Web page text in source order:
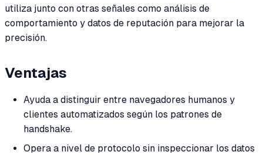
utiliza junto con otras señales como análisis de
comportamiento y datos de reputación para mejorar la
precisión.
Ventajas
Ayuda a distinguir entre navegadores humanos y
clientes automatizados según los patrones de
handshake.
Opera a nivel de protocolo sin inspeccionar los datos